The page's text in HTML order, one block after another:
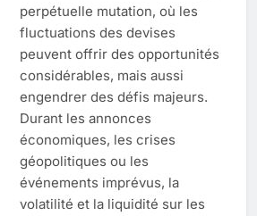
perpétuelle mutation, où les
fluctuations des devises
peuvent offrir des opportunités
considérables, mais aussi
engendrer des défis majeurs.
Durant les annonces
économiques, les crises
géopolitiques ou les
événements imprévus, la
volatilité et la liquidité sur les